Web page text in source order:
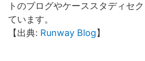
トのブログやケーススタディセ
ています。
【出典: Runway Blog】